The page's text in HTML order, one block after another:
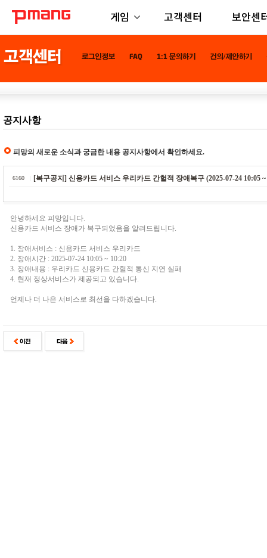
게임 고객센터 보안센
공지사항
피망의 새로운 소식과 궁금한 내용 공지사항에서 확인하세요.
6160 [복구공지] 신용카드 서비스 우리카드 간헐적 장애복구 (2025-07-24 10:05 ~
안녕하세요 피망입니다.
신용카드 서비스 장애가 복구되었음을 알려드립니다.
1. 장애서비스 : 신용카드 서비스 우리카드
2. 장애시간 : 2025-07-24 10:05 ~ 10:20
3. 장애내용 : 우리카드 신용카드 간헐적 통신 지연 실패
4. 현재 정상서비스가 제공되고 있습니다.
언제나 더 나은 서비스로 최선을 다하겠습니다.